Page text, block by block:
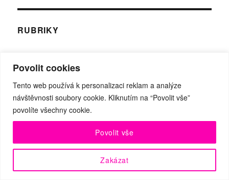
Povolit cookies
Tento web používá k personalizaci reklam a analýze
návštěvnosti soubory cookie. Kliknutím na “Povolit vše”
povolíte všechny cookie.
Zakázat
Povolit vše
RUBRIKY
Nezařazené
Novinky z tanečního světa
Soutěže
Taneční osobnosti – rozhovory
Z české taneční scény